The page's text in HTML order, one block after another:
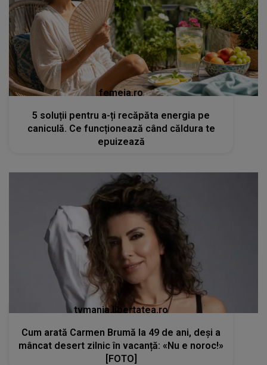
femeia.ro
5 soluții pentru a-ți recăpăta energia pe
caniculă. Ce funcționează când căldura te
epuizează
tvmania.libertatea.ro
Cum arată Carmen Brumă la 49 de ani, deși a
mâncat desert zilnic în vacanță: «Nu e noroc!»
[FOTO]